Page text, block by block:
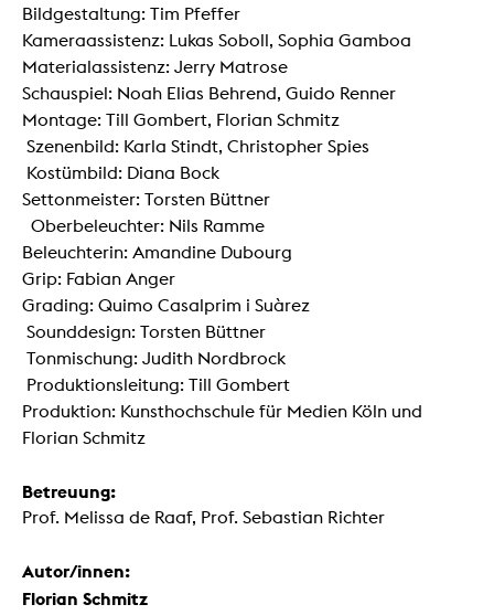
Bildgestaltung: Tim Pfeffer
Kameraassistenz: Lukas Soboll, Sophia Gamboa
Materialassistenz: Jerry Matrose
Schauspiel: Noah Elias Behrend, Guido Renner
Montage: Till Gombert, Florian Schmitz
Szenenbild: Karla Stindt, Christopher Spies
Kostümbild: Diana Bock
Settonmeister: Torsten Büttner
Oberbeleuchter: Nils Ramme
Beleuchterin: Amandine Dubourg
Grip: Fabian Anger
Grading: Quimo Casalprim i Suàrez
Sounddesign: Torsten Büttner
Tonmischung: Judith Nordbrock
Produktionsleitung: Till Gombert
Produktion: Kunsthochschule für Medien Köln und
Florian Schmitz
Betreuung:
Prof. Melissa de Raaf, Prof. Sebastian Richter
Autor/innen:
Florian Schmitz